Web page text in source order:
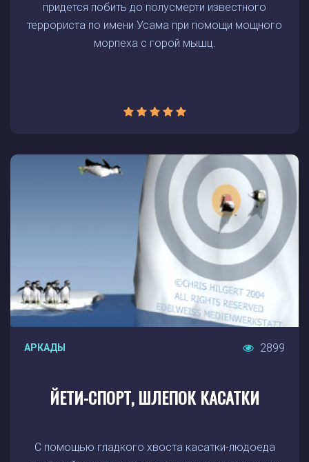
придется побить до полусмерти известного
террориста по имени Усама при помощи мощного
морпеха с горой мышц.
АРКАДЫ 2899
ЙЕТИ-СПОРТ, ШЛЕПОК КАСАТКИ
С помощью гладкого хвоста касатки-людоеда